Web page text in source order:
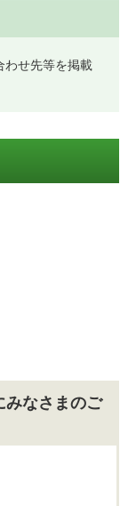
わせ先等を掲載
みなさまのご